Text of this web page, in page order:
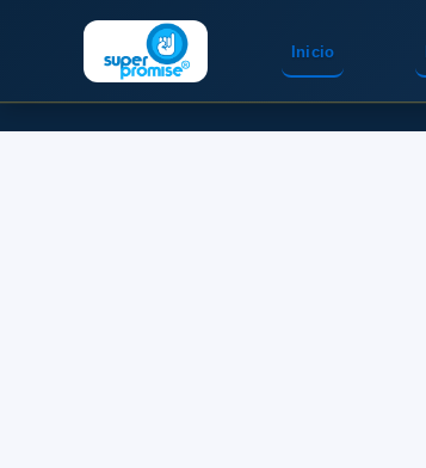
Inicio